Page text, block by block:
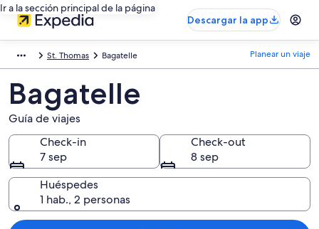
Ir a la sección principal de la página
Descargar la app
St. Thomas Bagatelle Planear un viaje
Bagatelle
Guía de viajes
Check-in
7 sep
Check-out
8 sep
Huéspedes
1 hab., 2 personas